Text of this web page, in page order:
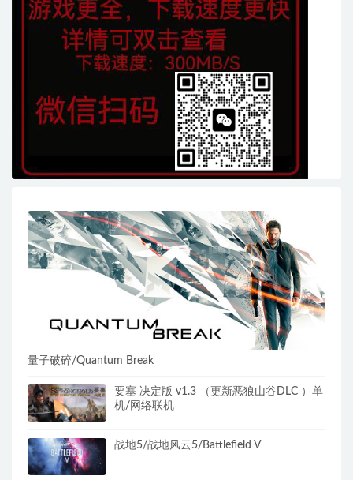
量子破碎/Quantum Break
要塞 决定版 v1.3 （更新恶狼山谷DLC ）单
机/网络联机
战地5/战地风云5/Battlefield V